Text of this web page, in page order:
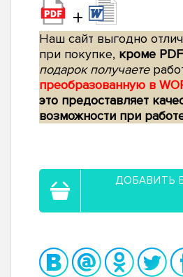
+
Наш сайт выгодно
при покупке, кроме
подарок получаете
преобразованную в
это предоставляет
возможности при
ДОБАВИТЬ